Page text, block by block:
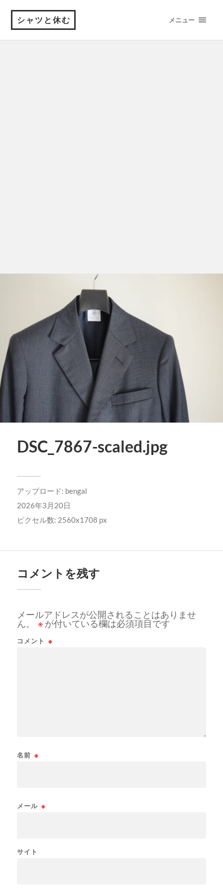
シャツと休む メニュー
DSC_7867-scaled.jpg
アップロード: bengal
2026年3月20日
ピクセル数: 2560x1708 px
コメントを残す
メールアドレスが公開されることはありませ
ん。
※ が付いている欄は必須項目です
コメント ※
名前 ※
メール ※
サイト